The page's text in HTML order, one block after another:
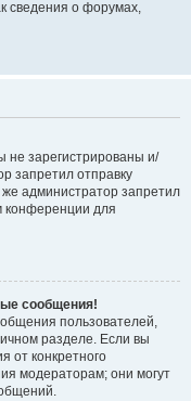
сведения о форумах,
не зарегистрированы и/
запретил отправку
администратор запретил
конференции для
сообщения!
пользователей,
разделе. Если вы
от конкретного
модераторам; они могут